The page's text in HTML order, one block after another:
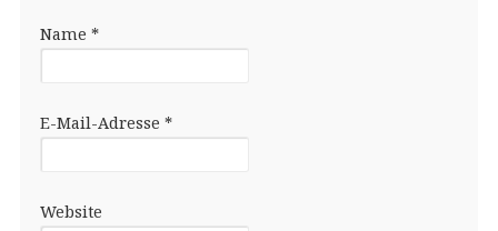
Name *
E-Mail-Adresse *
Website